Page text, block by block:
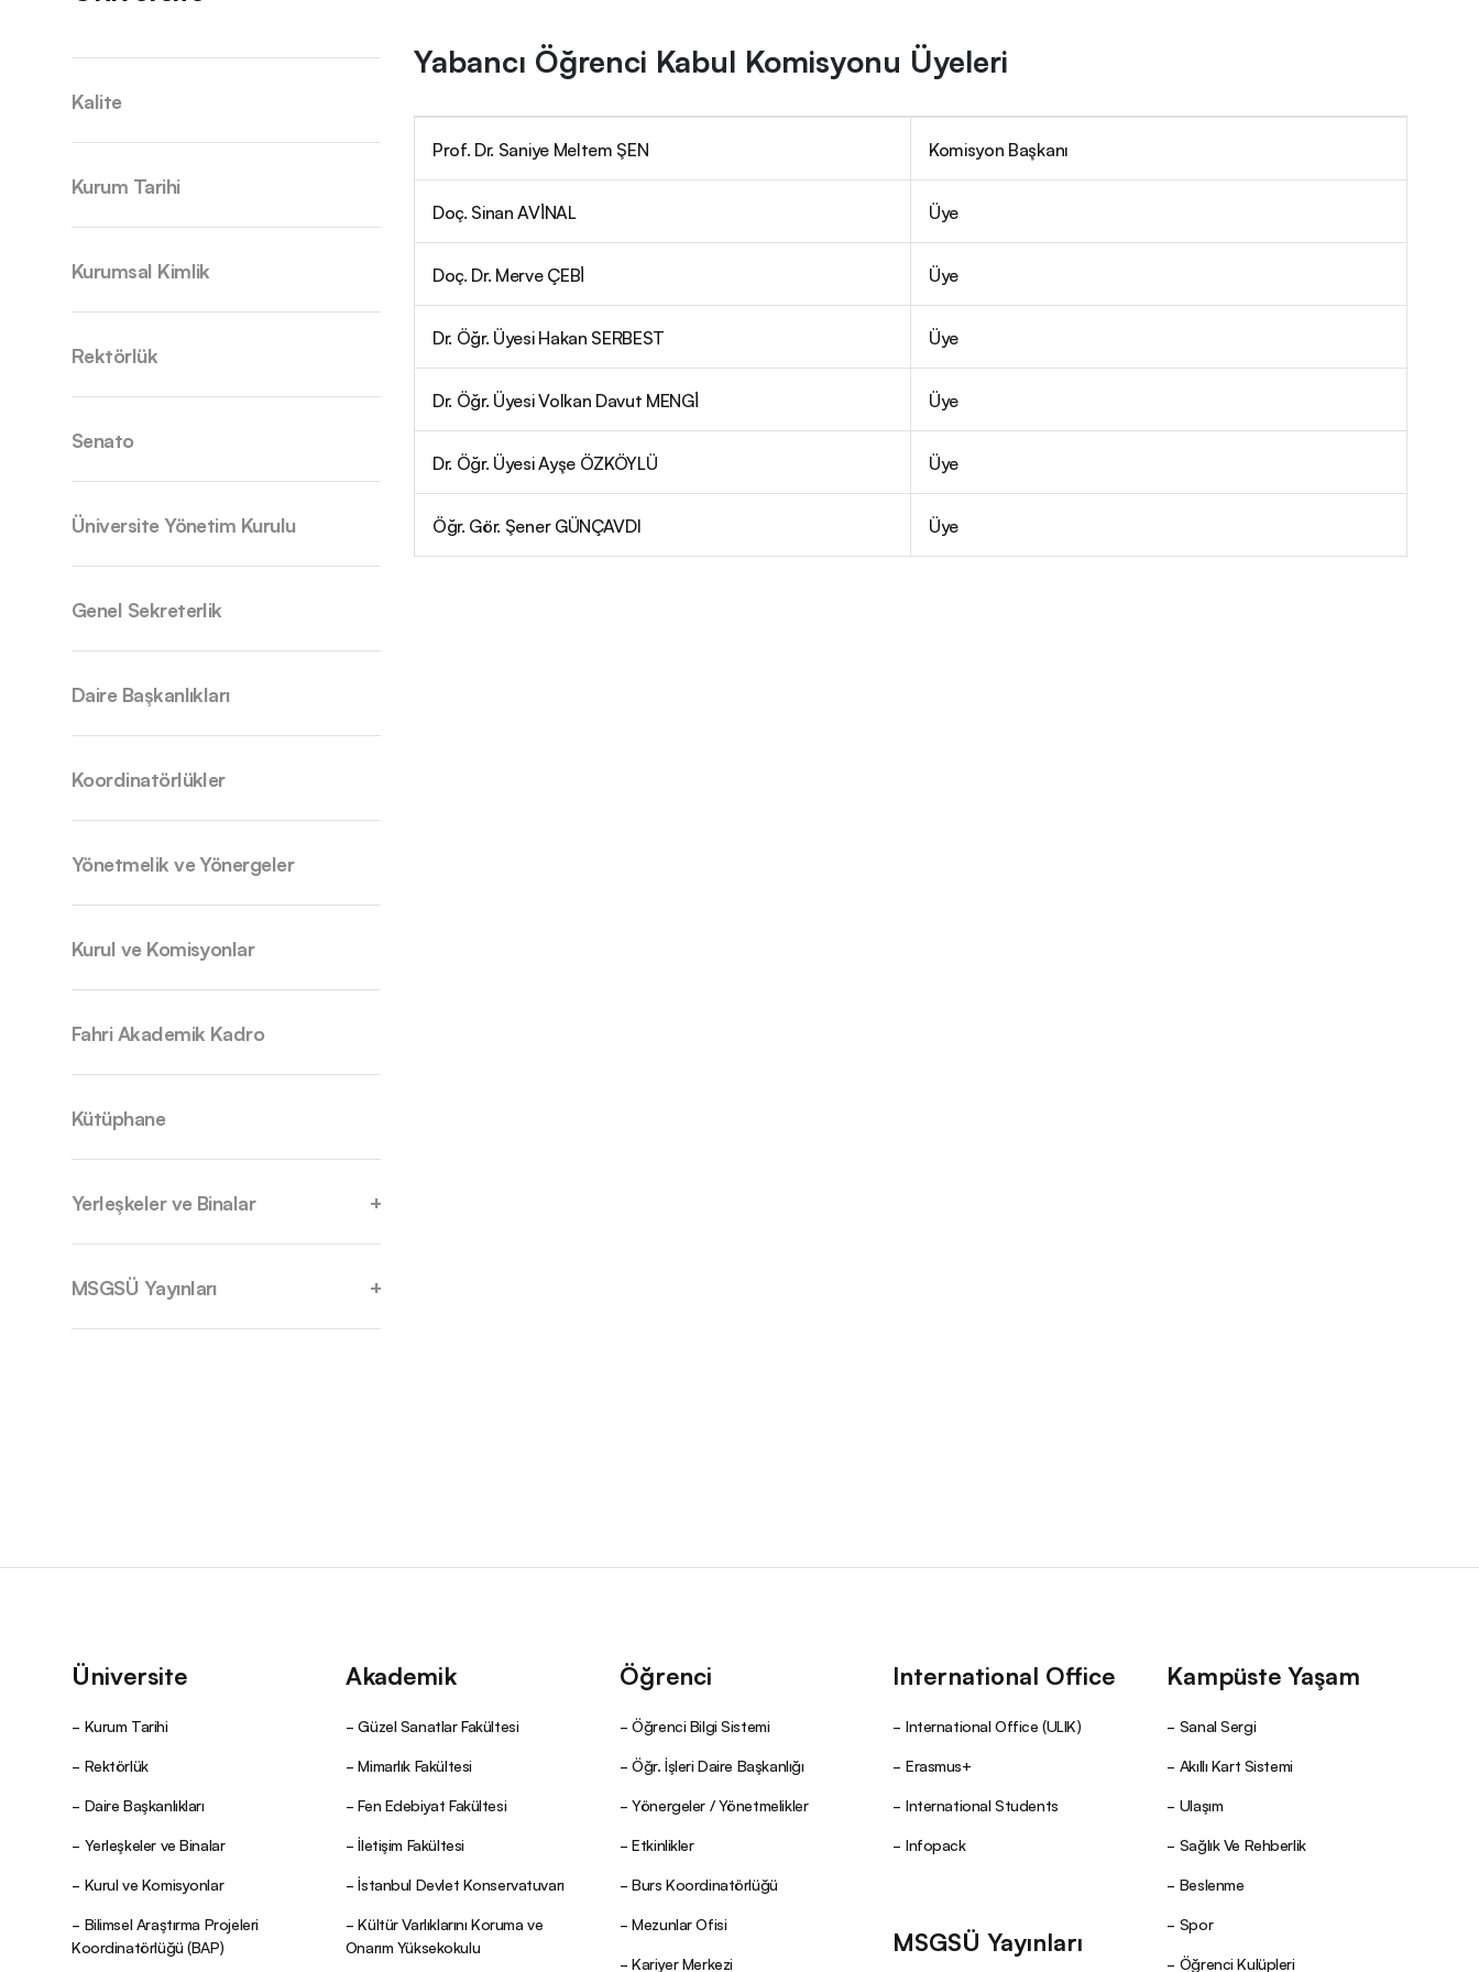
Kalite
Kurum Tarihi
Kurumsal Kimlik
Rektörlük
Senato
Üniversite Yönetim Kurulu
Genel Sekreterlik
Daire Başkanlıkları
Koordinatörlükler
Yönetmelik ve Yönergeler
Kurul ve Komisyonlar
Fahri Akademik Kadro
Kütüphane
Yerleşkeler ve Binalar
MSGSÜ Yayınları
Yabancı Öğrenci Kabul Komisyonu Üyeleri
Prof. Dr. Saniye Meltem ŞEN Komisyon Başkanı
Doç. Sinan AVİNAL Üye
Doç. Dr. Merve ÇEBİ Üye
Dr. Öğr. Üyesi Hakan SERBEST Üye
Dr. Öğr. Üyesi Volkan Davut MENGİ Üye
Dr. Öğr. Üyesi Ayşe ÖZKÖYLÜ Üye
Öğr. Gör. Şener GÜNÇAVDI Üye
Üniversite
Kurum Tarihi
Rektörlük
Daire Başkanlıkları
Yerleşkeler ve Binalar
Kurul ve Komisyonlar
Bilimsel Araştırma Projeleri
Koordinatörlüğü (BAP)
Akademik
Güzel Sanatlar Fakültesi
Mimarlık Fakültesi
Fen Edebiyat Fakültesi
İletişim Fakültesi
İstanbul Devlet Konservatuvarı
Kültür Varlıklarını Koruma ve
Onarım Yüksekokulu
Öğrenci
Öğrenci Bilgi Sistemi
Öğr. İşleri Daire Başkanlığı
Yönergeler / Yönetmelikler
Etkinlikler
Burs Koordinatörlüğü
Mezunlar Ofisi
Kariyer Merkezi
International Office
International Office (ULIK)
Erasmus+
International Students
Infopack
MSGSÜ Yayınları
Kampüste Yaşam
Sanal Sergi
Akıllı Kart Sistemi
Ulaşım
Sağlık Ve Rehberlik
Beslenme
Spor
Öğrenci Kulüpleri